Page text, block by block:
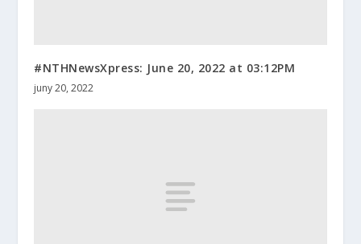
#NTHNewsXpress: June 20, 2022 at 03:12PM
juny 20, 2022